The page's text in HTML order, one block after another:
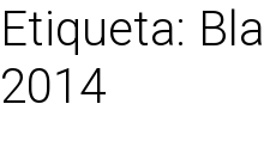
Etiqueta:
2014